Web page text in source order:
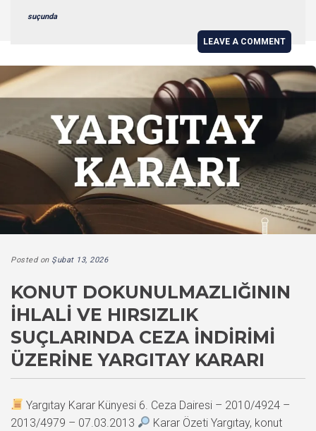
suçunda
LEAVE A COMMENT
Posted on Şubat 13, 2026
KONUT DOKUNULMAZLIĞININ
İHLALI VE HIRSIZLIK
SUÇLARINDA CEZA İNDIRIMI
ÜZERINE YARGITAY KARARI
Yargıtay Karar Künyesi 6. Ceza Dairesi – 2010/4924 –
2013/4979 – 07.03.2013
Karar Özeti Yargıtay, konut